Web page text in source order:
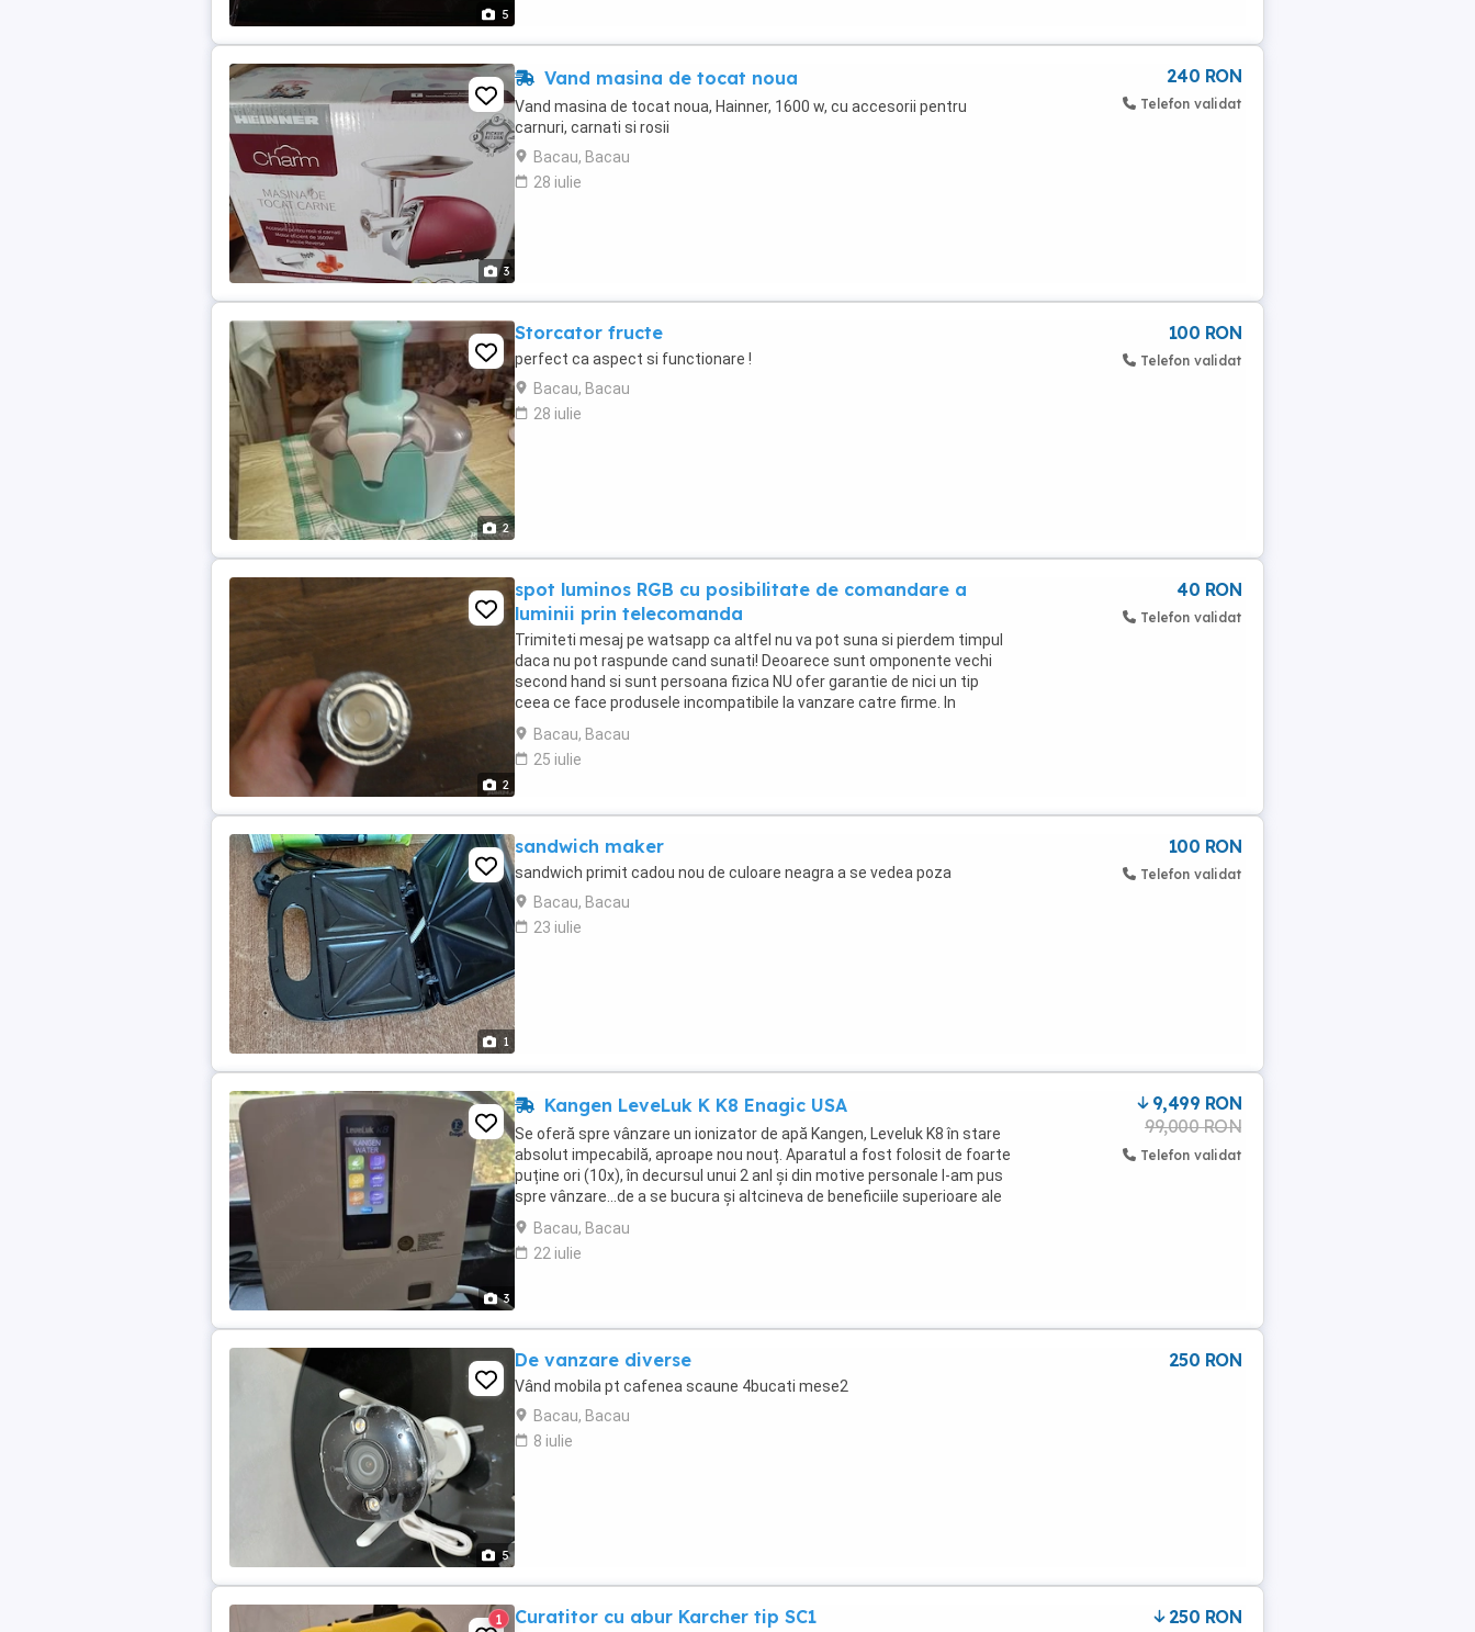
5
3
Vand masina de tocat noua
Vand masina de tocat noua, Hainner, 1600 w, cu accesorii pentru
carnuri, carnati si rosii
Bacau, Bacau
28 iulie
240 RON
Telefon validat
2
Storcator fructe
perfect ca aspect si functionare !
Bacau, Bacau
28 iulie
100 RON
Telefon validat
2
spot luminos RGB cu posibilitate de comandare a
luminii prin telecomanda
Trimiteti mesaj pe watsapp ca altfel nu va pot suna si pierdem timpul
daca nu pot raspunde cand sunati! Deoarece sunt omponente vechi
second hand si sunt persoana fizica NU ofer garantie de nici un tip
ceea ce face produsele incompatibile la vanzare catre firme. In
consecinta rog firmele sa NU ma contacteze ...
Bacau, Bacau
25 iulie
40 RON
Telefon validat
1
sandwich maker
sandwich primit cadou nou de culoare neagra a se vedea poza
Bacau, Bacau
23 iulie
100 RON
Telefon validat
3
Kangen LeveLuk K K8 Enagic USA
Se oferă spre vânzare un ionizator de apă Kangen, Leveluk K8 în stare
absolut impecabilă, aproape nou nouț. Aparatul a fost folosit de foarte
puține ori (10x), în decursul unui 2 anI și din motive personale l-am pus
spre vânzare...de a se bucura și altcineva de beneficiile superioare ale
acestui ionizator ...
Bacau, Bacau
22 iulie
9,499 RON
99,000 RON
Telefon validat
5
De vanzare diverse
Vând mobila pt cafenea scaune 4bucati mese2
Bacau, Bacau
8 iulie
250 RON
1 Curatitor cu abur Karcher tip SC1
250 RON